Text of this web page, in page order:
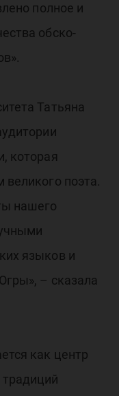
полное и
обско-
Татьяна
которая
поэта.
нашего
языков и
– сказала
как центр